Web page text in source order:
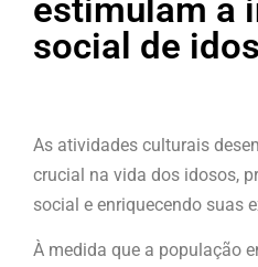
estimulam a
social de
As atividades culturais
crucial na vida dos idosos,
social e enriquecendo suas
À medida que a população